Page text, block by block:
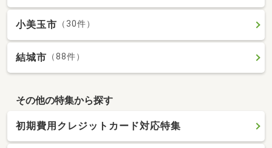
小美玉市 （30件）
結城市 （88件）
その他の特集から探す
初期費用クレジットカード対応特集